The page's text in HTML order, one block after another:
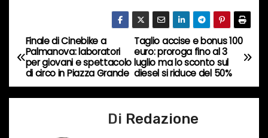
o
r
s
N
a
v
Taglio accise e bonus 100
euro: proroga fino al 3
luglio ma lo sconto sul
diesel si riduce del 50%
Finale di Cinebike a
Palmanova: laboratori
per giovani e spettacolo
di circo in Piazza Grande
Di Redazione